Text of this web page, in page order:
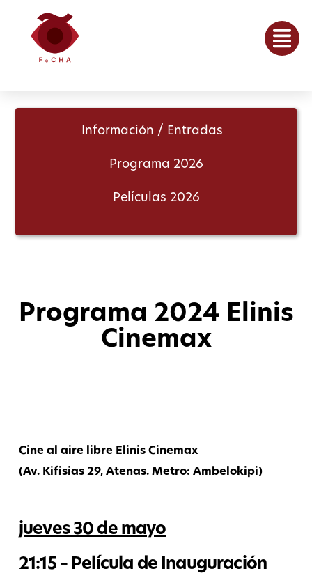
Información / Entradas
Programa 2026
Películas 2026
Programa 2024 Elinis
Cinemax
Cine al aire libre Elinis Cinemax
(Av. Kifisias 29, Atenas. Metro: Ambelokipi)
jueves 30 de mayo
21:15 – Película de Inauguración